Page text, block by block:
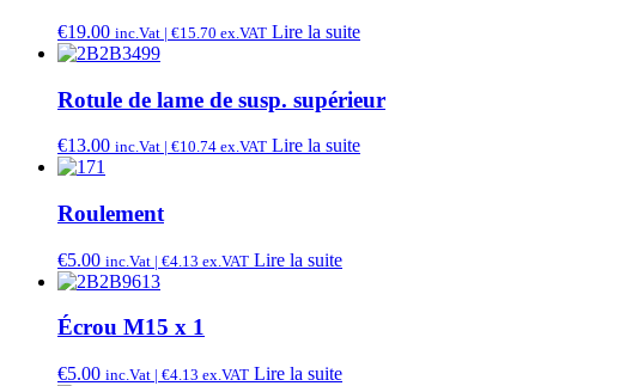
€19.00 inc.Vat | €15.70 ex.VAT Lire la suite
Rotule de lame de susp. supérieur
€13.00 inc.Vat | €10.74 ex.VAT Lire la suite
Roulement
€5.00 inc.Vat | €4.13 ex.VAT Lire la suite
Écrou M15 x 1
€5.00 inc.Vat | €4.13 ex.VAT Lire la suite